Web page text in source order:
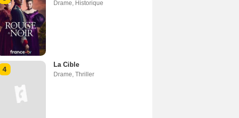
Drame Historique
4
La Cible
Drame Thriller